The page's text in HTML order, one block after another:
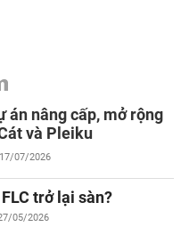
án nâng cấp, mở rộng
và Pleiku
07/2026
trở lại sàn?
05/2026